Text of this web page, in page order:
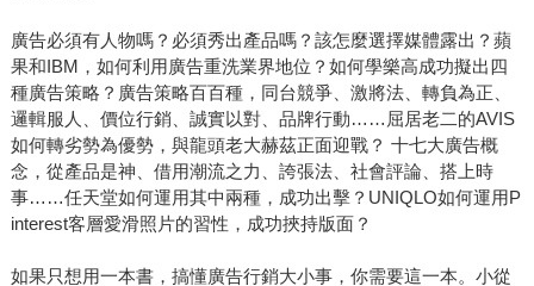
廣告必須有人物嗎？必須秀出產品嗎？該怎麼選擇媒體露出？蘋
果和IBM，如何利用廣告重洗業界地位？如何學樂高成功擬出四
種廣告策略？廣告策略百百種，同台競爭、激將法、轉負為正、
邏輯服人、價位行銷、誠實以對、品牌行動……屈居老二的AVIS
如何轉劣勢為優勢，與龍頭老大赫茲正面迎戰？ 十七大廣告概
念，從產品是神、借用潮流之力、誇張法、社會評論、搭上時
事……任天堂如何運用其中兩種，成功出擊？UNIQLO如何運用P
interest客層愛滑照片的習性，成功挾持版面？
如果只想用一本書，搞懂廣告行銷大小事，你需要這一本。小從